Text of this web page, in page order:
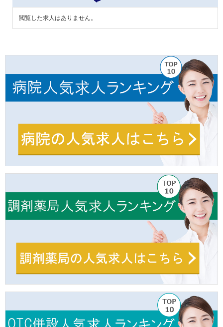
閲覧した求人はありません。